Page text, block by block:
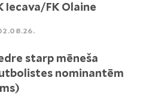
Iecava/FK Olaine
starp mēneša
nominantēm